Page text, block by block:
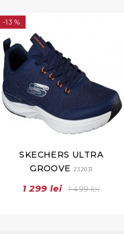
-13 %
SKECHERS ULTRA
GROOVE
232031
1 299 lei 1 499 lei